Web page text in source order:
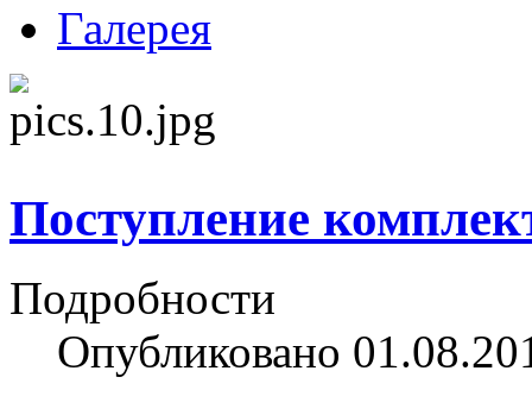
Галерея
Поступление
Подробности
Опубликовано